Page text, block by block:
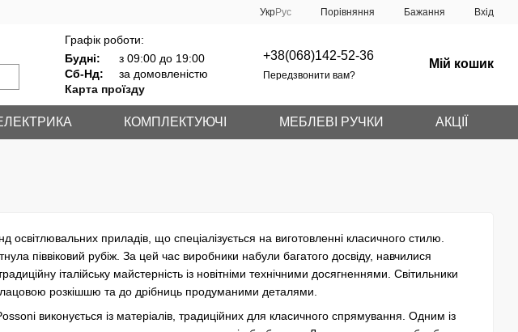
УкрРус Порівняння Бажання Вхід
Графік роботи:
Будні:
з 09:00 до 19:00
Сб-Нд:
за домовленістю
Карта проїзду
+38(068)142-52-36
Передзвонити вам?
Мій кошик
КОМПЛЕКТУЮЧІ МЕБЛЕВІ РУЧКИ АКЦІЇ
освітлювальних приладів, що спеціалізується на виготовленні класичного стилю.
піввіковий рубіж. За цей час виробники набули багатого досвіду, навчилися
італійську майстерність із новітніми технічними досягненнями. Світильники
розкішшю та до дрібниць продуманими деталями.
виконується із матеріалів, традиційних для класичного спрямування. Одним із